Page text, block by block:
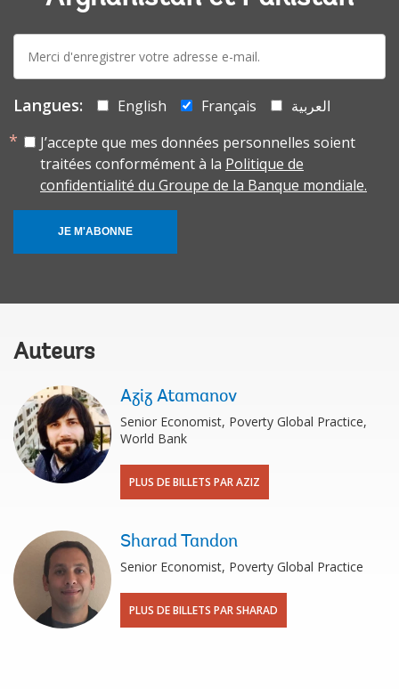
mail:
Langues: English Français
العربية
J’accepte que mes données personnelles soient
traitées conformément à la Politique de
confidentialité du Groupe de la Banque mondiale.
JE M'ABONNE
Auteurs
Aziz Atamanov
Senior Economist, Poverty Global Practice,
World Bank
PLUS DE BILLETS PAR AZIZ
Sharad Tandon
Senior Economist, Poverty Global Practice
PLUS DE BILLETS PAR SHARAD